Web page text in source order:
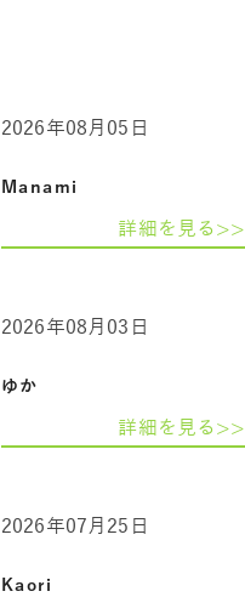
Manami
2026年08月05日
詳細を見る>>
ゆか
2026年08月03日
詳細を見る>>
Kaori
2026年07月25日